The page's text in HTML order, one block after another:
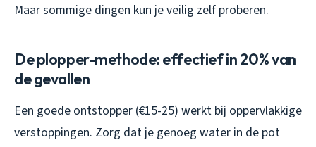
Maar sommige dingen kun je veilig zelf proberen.
De plopper-methode: effectief in 20% van
de gevallen
Een goede ontstopper (€15-25) werkt bij oppervlakkige
verstoppingen. Zorg dat je genoeg water in de pot